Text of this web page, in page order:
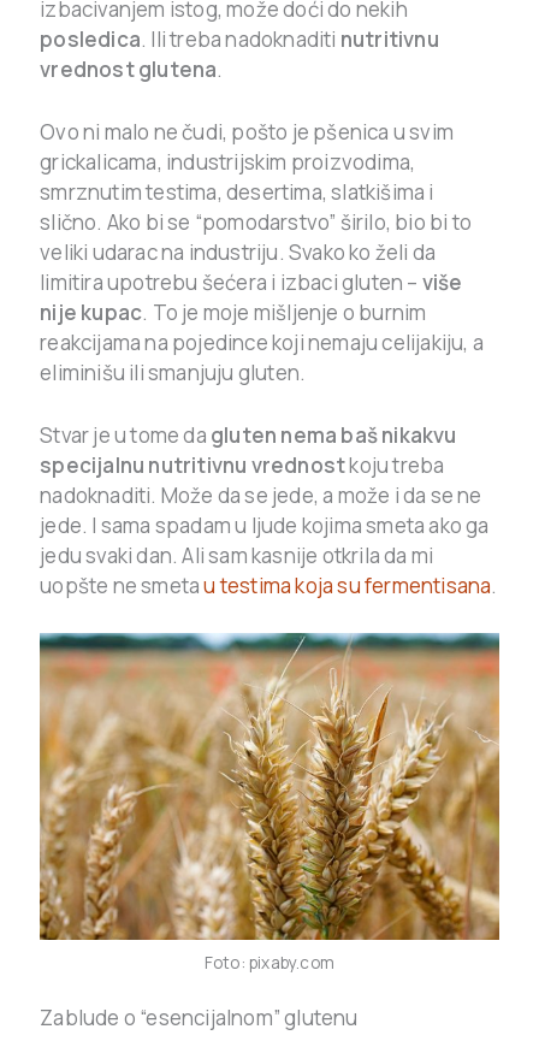
izbacivanjem istog, može doći do nekih
posledica. Ili treba nadoknaditi nutritivnu
vrednost glutena.
Ovo ni malo ne čudi, pošto je pšenica u svim
grickalicama, industrijskim proizvodima,
smrznutim testima, desertima, slatkišima i
slično. Ako bi se “pomodarstvo” širilo, bio bi to
veliki udarac na industriju. Svako ko želi da
limitira upotrebu šećera i izbaci gluten – više
nije kupac. To je moje mišljenje o burnim
reakcijama na pojedince koji nemaju celijakiju, a
eliminišu ili smanjuju gluten.
Stvar je u tome da gluten nema baš nikakvu
specijalnu nutritivnu vrednostkoju treba
nadoknaditi. Može da se jede, a može i da se ne
jede. I sama spadam u ljude kojima smeta ako ga
jedu svaki dan. Ali sam kasnije otkrila da mi
uopšte ne smetau testima koja su fermentisana.
Foto: pixaby.com
Zablude o “esencijalnom” glutenu